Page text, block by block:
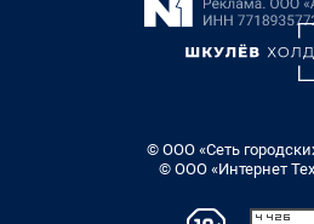
© ООО «Сеть
© ООО «Интернет